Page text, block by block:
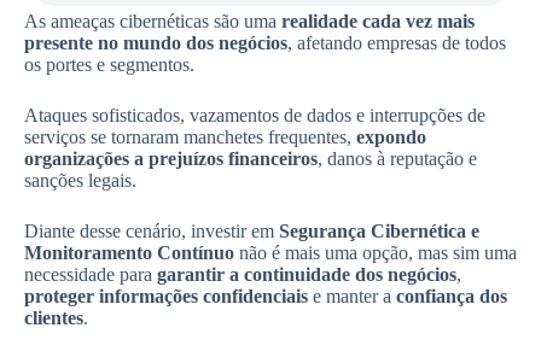
As ameaças cibernéticas são uma realidade cada vez mais
presente no mundo dos negócios, afetando empresas de todos
os portes e segmentos.
Ataques sofisticados, vazamentos de dados e interrupções de
serviços se tornaram manchetes frequentes, expondo
organizações a prejuízos financeiros, danos à reputação e
sanções legais.
Diante desse cenário, investir em Segurança Cibernética e
Monitoramento Contínuo não é mais uma opção, mas sim uma
necessidade para garantir a continuidade dos negócios,
proteger informações confidenciais e manter a confiança dos
clientes.